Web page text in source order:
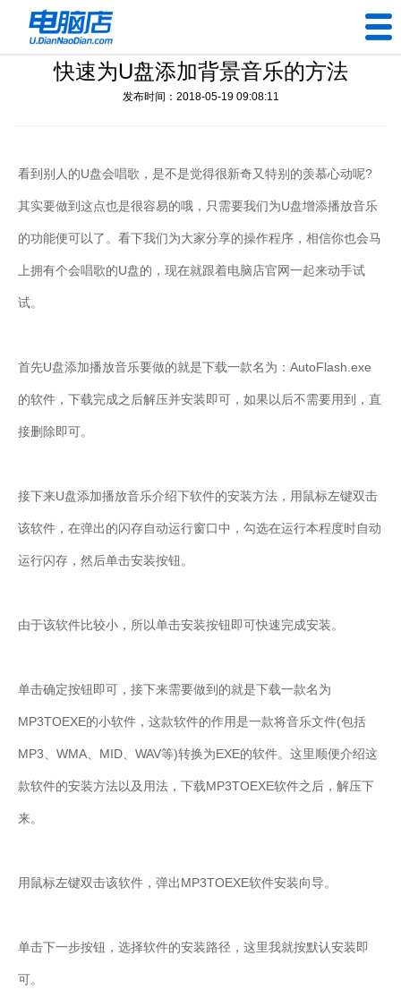
U盘工具
帮助中心
装机问题
快速为U盘添加背景音乐的方法
发布时间：2018-05-19 09:08:11
看到别人的U盘会唱歌，是不是觉得很新奇又特别的羡慕心动呢?
其实要做到这点也是很容易的哦，只需要我们为U盘增添播放音乐
的功能便可以了。看下我们为大家分享的操作程序，相信你也会马
上拥有个会唱歌的U盘的，现在就跟着电脑店官网一起来动手试
试。
首先U盘添加播放音乐要做的就是下载一款名为：AutoFlash.exe
的软件，下载完成之后解压并安装即可，如果以后不需要用到，直
接删除即可。
接下来U盘添加播放音乐介绍下软件的安装方法，用鼠标左键双击
该软件，在弹出的闪存自动运行窗口中，勾选在运行本程度时自动
运行闪存，然后单击安装按钮。
由于该软件比较小，所以单击安装按钮即可快速完成安装。
单击确定按钮即可，接下来需要做到的就是下载一款名为
MP3TOEXE的小软件，这款软件的作用是一款将音乐文件(包括
MP3、WMA、MID、WAV等)转换为EXE的软件。这里顺便介绍这
款软件的安装方法以及用法，下载MP3TOEXE软件之后，解压下
来。
用鼠标左键双击该软件，弹出MP3TOEXE软件安装向导。
单击下一步按钮，选择软件的安装路径，这里我就按默认安装即
可。